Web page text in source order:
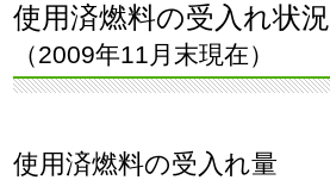
使用済燃料の受入れ状況
（2009年11月末現在）
使用済燃料の受入れ量